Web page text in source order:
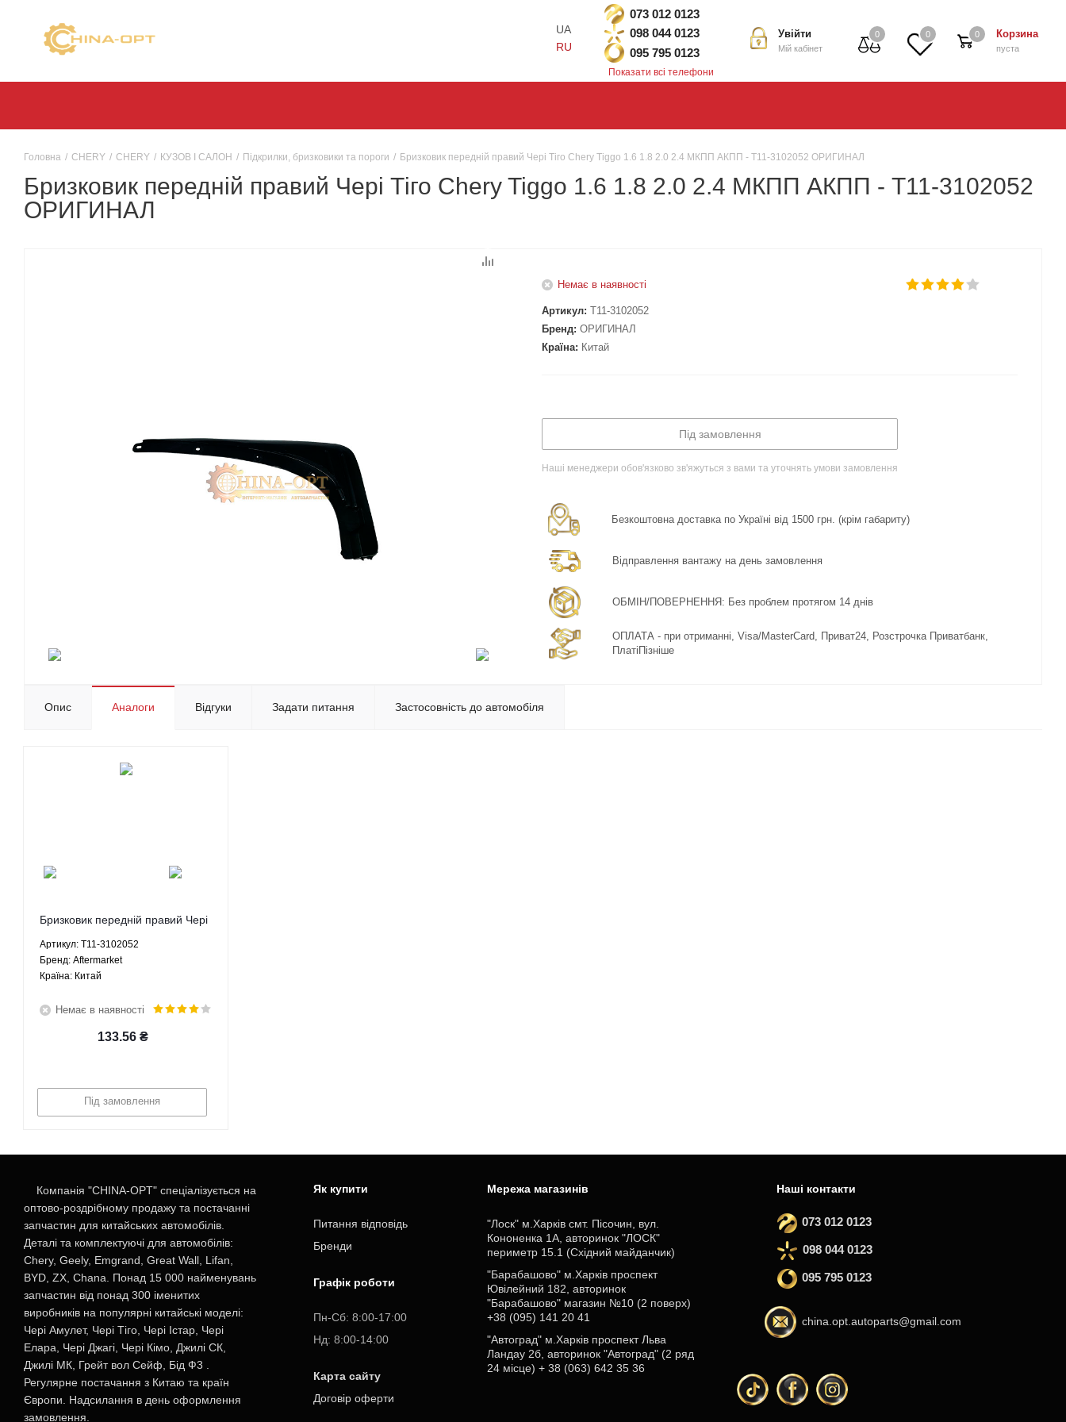
UA
RU
0 0 Корзина
пуста
0
Увійти
Мій кабінет
073 012 0123
098 044 0123
095 795 0123
Показати всі телефони
Головна / CHERY / CHERY / КУЗОВ І САЛОН / Підкрилки, бризковики та пороги / Бризковик передній правий Чері Тіго Chery Tiggo 1.6 1.8 2.0 2.4 МКПП АКПП - T11-3102052 ОРИГИНАЛ
Бризковик передній правий Чері Тіго Chery Tiggo 1.6 1.8 2.0 2.4 МКПП АКПП - T11-3102052
ОРИГИНАЛ
Немає в наявності
Артикул: T11-3102052
Бренд: ОРИГИНАЛ
Країна: Китай
Під замовлення
Наші менеджери обов'язково зв'яжуться з вами та уточнять умови замовлення
Безкоштовна доставка по Україні від 1500 грн. (крім габариту)
Відправлення вантажу на день замовлення
ОБМІН/ПОВЕРНЕННЯ: Без проблем протягом 14 днів
ОПЛАТА - при отриманні, Visa/MasterCard, Приват24, Розстрочка Приватбанк,
ПлатіПізніше
Опис Аналоги Відгуки Задати питання Застосовність до автомобіля
Бризковик передній правий Чері
МКПП АКПП - T11-3102052
Aftermarket
Артикул: T11-3102052
Брeнд: Aftermarket
Країна: Китай
Немає в наявності
133.56 ₴
Під замовлення
Компанія "CHINA-OPT" спеціалізується на
оптово-роздрібному продажу та постачанні
запчастин для китайських автомобілів.
Деталі та комплектуючі для автомобілів:
Chery, Geely, Emgrand, Great Wall, Lifan,
BYD, ZX, Chana. Понад 15 000 найменувань
запчастин від понад 300 іменитих
виробників на популярні китайські моделі:
Чері Амулет, Чері Тіго, Чері Істар, Чері
Елара, Чері Джагі, Чері Кімо, Джилі СК,
Джилі МК, Грейт вол Сейф, Бід Ф3 .
Регулярне постачання з Китаю та країн
Європи. Надсилання в день оформлення
замовлення.
Як купити
Питання відповідь
Бренди
Графік роботи
Пн-Cб: 8:00-17:00
Нд: 8:00-14:00
Карта сайту
Договір оферти
Мережа магазинів
"Лоск" м.Харків смт. Пісочин, вул.
Кононенка 1А, авторинок "ЛОСК"
периметр 15.1 (Східний майданчик)
"Барабашово" м.Харків проспект
Ювілейний 182, авторинок
"Барабашово" магазин №10 (2 поверх)
+38 (095) 141 20 41
"Автоград" м.Харків проспект Льва
Ландау 2б, авторинок "Автоград" (2 ряд
24 місце) + 38 (063) 642 35 36
Наші контакти
073 012 0123
098 044 0123
095 795 0123
china.opt.autoparts@gmail.com